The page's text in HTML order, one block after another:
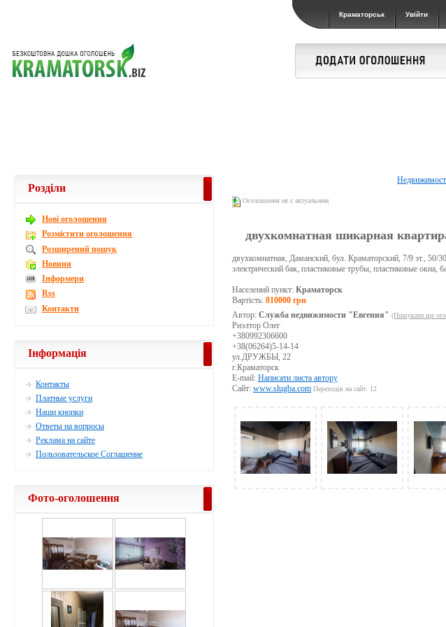
Краматорськ Увійти
Оголошення не є актуальним
двухкомнатная шикарная
двухкомнатная, Даманский, бул. Краматорский, 7/9 эт., 50/
электрический бак, пластиковые трубы, пластиковые окна,
Населений пункт: Краматорск
Вартість: 810000 грн
Автор: Служба недвижимости "Евгения" (Пошукати ще
Риэлтор Олег
+380992306600
+38(06264)5-14-14
ул.ДРУЖБЫ, 22
г.Краматорск
E-mail: Написати листа автору
Сайт: www.slugba.com Переходів на сайт: 12
Розділи
Новi оголошення
Розмістити оголошення
Розширений пошук
Новини
Інформери
Rss
Контакти
Інформація
Контакты
Платные услуги
Наши кнопки
Ответы на вопросы
Реклама на сайте
Пользовательское Соглашение
Фото-оголошення